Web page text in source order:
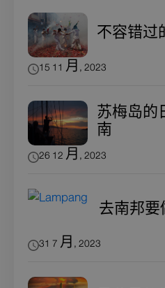
不容错过
15 11 月, 2023
苏梅岛的
南
26 12 月, 2023
去南邦要
31 7 月, 2023